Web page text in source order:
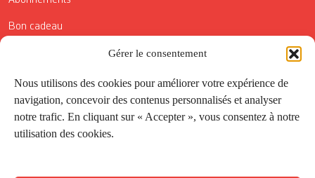
Gérer le consentement
Nous utilisons des cookies pour améliorer votre expérience de
navigation, concevoir des contenus personnalisés et analyser
notre trafic. En cliquant sur « Accepter », vous consentez à notre
utilisation des cookies.
Bon cadeau
Conditions générales de vente
Réductions de la Carte Côté Courrier
Application